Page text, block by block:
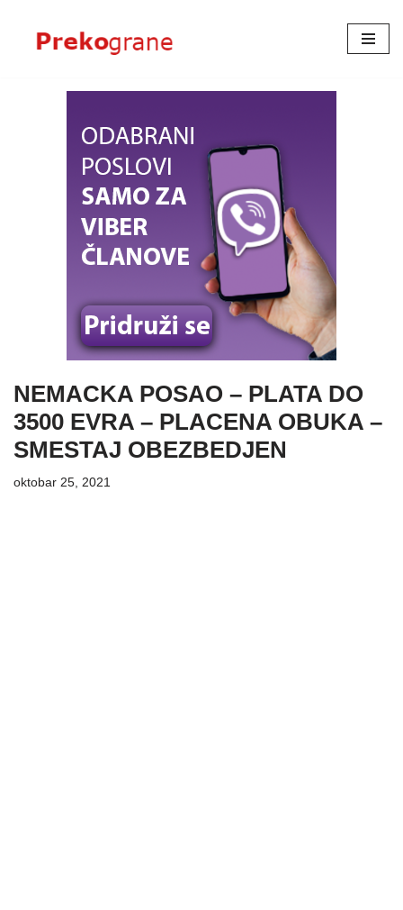
Skoči
NEMACKA POSAO – PLATA DO
3500 EVRA – PLACENA OBUKA –
SMESTAJ OBEZBEDJEN
oktobar 25, 2021